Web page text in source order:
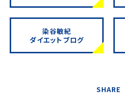
染谷敏紀
ダイエットブログ
SHARE